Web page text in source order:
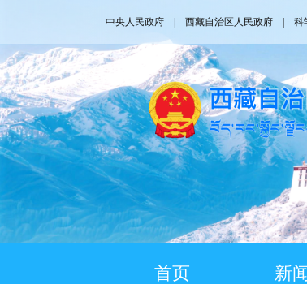
中央人民政府 西藏自治区人民政府 科
首页 新